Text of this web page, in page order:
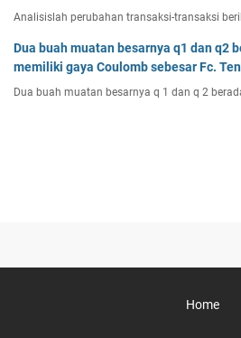
Analisislah perubahan transaksi-transaksi
Dua buah muatan besarnya q1 dan q2
memiliki gaya Coulomb sebesar Fc.
Dua buah muatan besarnya q 1 dan q 2
Home